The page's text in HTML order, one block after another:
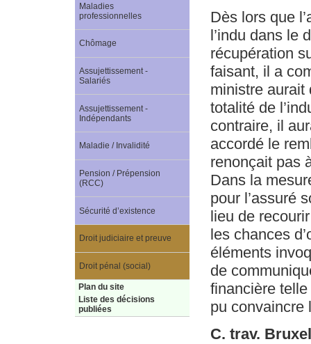
Dès lors que
l’indu dans le
récupération
faisant, il a
ministre aurait
totalité de
contraire, il
accordé le
renonçait pas
Dans la
pour l’assuré
lieu de
les chances
éléments
de
financière
pu convaincre
C. trav.
Maladies
professionnelles
Chômage
Assujettissement -
Salariés
Assujettissement -
Indépendants
Maladie / Invalidité
Pension / Prépension
(RCC)
Sécurité d’existence
Droit judiciaire et preuve
Droit pénal (social)
Plan du site
Liste des décisions
publiées